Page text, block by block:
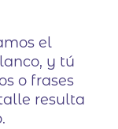
el
y tú
o frases
resulta